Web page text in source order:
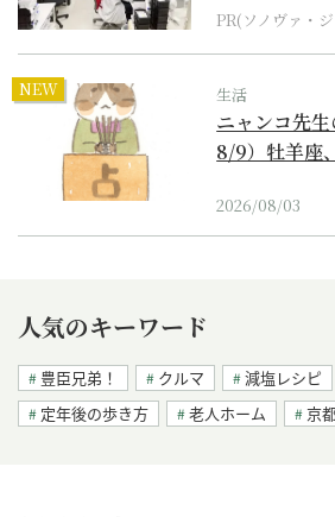
PR(ソノヴァ・
NEW 生活
ニャンコ先
8/9）牡羊座
2026/08/03
人気のキーワード
豊臣兄弟！ クルマ 減塩レシピ
定年後の歩き方
老人ホーム 京